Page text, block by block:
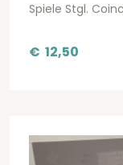
Spiele Stgl.
€ 12,50